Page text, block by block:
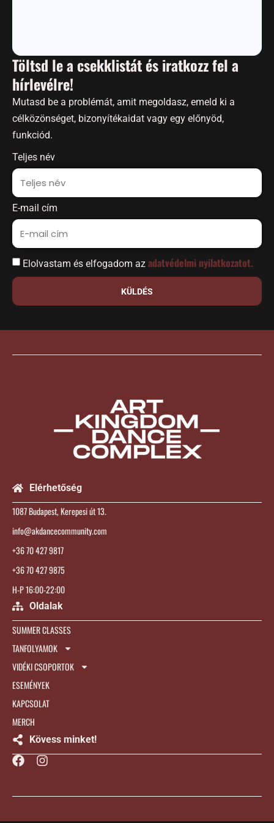
Töltsd le a csekklistát és iratkozz fel a
hírlevélre!
Mutasd be a problémát, amit megoldasz, emeld ki a
célközönséget, bizonyítékaidat vagy egy előnyöd,
funkciód.
Teljes név
E-mail cím
Elolvastam és elfogadom az adatvédelmi nyilatkozatot.
KÜLDÉS
Elérhetőség
1087 Budapest, Kerepesi út 13.
info@akdancecommunity.com
+36 70 427 9817
+36 70 427 9875
H-P 16:00-22:00
Oldalak
SUMMER CLASSES
TANFOLYAMOK
VIDÉKI CSOPORTOK
ESEMÉNYEK
KAPCSOLAT
MERCH
Kövess minket!